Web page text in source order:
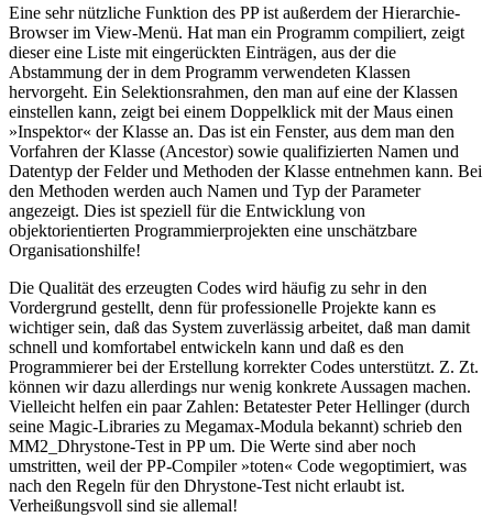
Eine sehr nützliche Funktion des PP ist außerdem der Hierarchie-
Browser im View-Menü. Hat man ein Programm compiliert, zeigt
dieser eine Liste mit eingerückten Einträgen, aus der die
Abstammung der in dem Programm verwendeten Klassen
hervorgeht. Ein Selektionsrahmen, den man auf eine der Klassen
einstellen kann, zeigt bei einem Doppelklick mit der Maus einen
»Inspektor« der Klasse an. Das ist ein Fenster, aus dem man den
Vorfahren der Klasse (Ancestor) sowie qualifizierten Namen und
Datentyp der Felder und Methoden der Klasse entnehmen kann. Bei
den Methoden werden auch Namen und Typ der Parameter
angezeigt. Dies ist speziell für die Entwicklung von
objektorientierten Programmierprojekten eine unschätzbare
Organisationshilfe!
Die Qualität des erzeugten Codes wird häufig zu sehr in den
Vordergrund gestellt, denn für professionelle Projekte kann es
wichtiger sein, daß das System zuverlässig arbeitet, daß man damit
schnell und komfortabel entwickeln kann und daß es den
Programmierer bei der Erstellung korrekter Codes unterstützt. Z. Zt.
können wir dazu allerdings nur wenig konkrete Aussagen machen.
Vielleicht helfen ein paar Zahlen: Betatester Peter Hellinger (durch
seine Magic-Libraries zu Megamax-Modula bekannt) schrieb den
MM2_Dhrystone-Test in PP um. Die Werte sind aber noch
umstritten, weil der PP-Compiler »toten« Code wegoptimiert, was
nach den Regeln für den Dhrystone-Test nicht erlaubt ist.
Verheißungsvoll sind sie allemal!